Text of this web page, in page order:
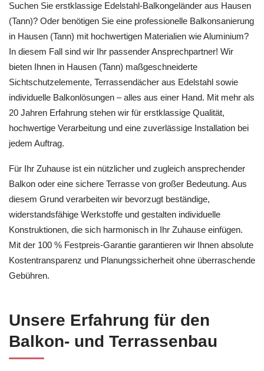
Suchen Sie erstklassige Edelstahl-Balkongeländer aus Hausen
(Tann)? Oder benötigen Sie eine professionelle Balkonsanierung
in Hausen (Tann) mit hochwertigen Materialien wie Aluminium?
In diesem Fall sind wir Ihr passender Ansprechpartner! Wir
bieten Ihnen in Hausen (Tann) maßgeschneiderte
Sichtschutzelemente, Terrassendächer aus Edelstahl sowie
individuelle Balkonlösungen – alles aus einer Hand. Mit mehr als
20 Jahren Erfahrung stehen wir für erstklassige Qualität,
hochwertige Verarbeitung und eine zuverlässige Installation bei
jedem Auftrag.
Für Ihr Zuhause ist ein nützlicher und zugleich ansprechender
Balkon oder eine sichere Terrasse von großer Bedeutung. Aus
diesem Grund verarbeiten wir bevorzugt beständige,
widerstandsfähige Werkstoffe und gestalten individuelle
Konstruktionen, die sich harmonisch in Ihr Zuhause einfügen.
Mit der 100 % Festpreis-Garantie garantieren wir Ihnen absolute
Kostentransparenz und Planungssicherheit ohne überraschende
Gebühren.
Unsere Erfahrung für den
Balkon- und Terrassenbau